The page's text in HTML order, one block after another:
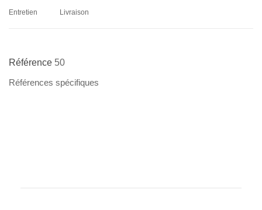
Entretien Livraison
Référence 50
Références spécifiques